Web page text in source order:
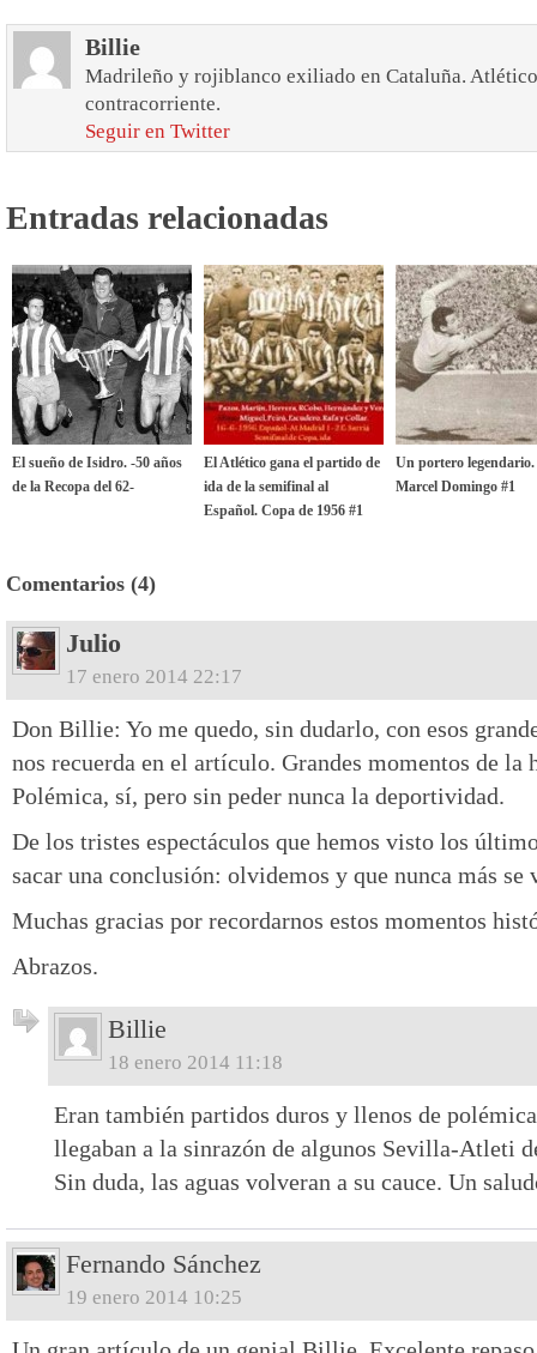
Billie
Madrileño y rojiblanco exiliado en Cataluña.
contracorriente.
Seguir en Twitter
Entradas relacionadas
El sueño de Isidro. -50 años
de la Recopa del 62-
El Atlético gana el partido de
ida de la semifinal al
Español. Copa de 1956 #1
Un portero legendario.
Marcel Domingo #1
Comentarios (4)
Julio
17 enero 2014 22:17
Don Billie: Yo me quedo, sin dudarlo, con esos
nos recuerda en el artículo. Grandes momentos de la
Polémica, sí, pero sin peder nunca la deportividad.
De los tristes espectáculos que hemos visto los
sacar una conclusión: olvidemos y que nunca más se
Muchas gracias por recordarnos estos momentos
Abrazos.
Billie
18 enero 2014 11:18
Eran también partidos duros y llenos de
llegaban a la sinrazón de algunos Sevilla-Atleti
Sin duda, las aguas volveran a su cauce. Un
Fernando Sánchez
19 enero 2014 10:25